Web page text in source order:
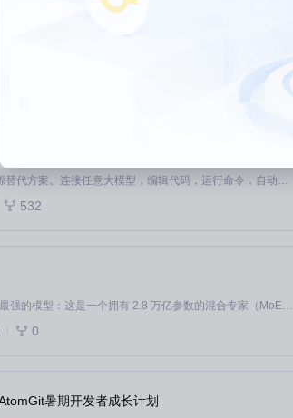
语言开发者的福音：AutoFlowchart——一键生成流程图神器
Claude Code 的开源替代方案。连接任意大模型，编辑代码，运行命令，自动验证 — 全自动执行。用 Rust 构建，极致性能。 ｜ An open-source alternative to Claude Code. Connect any LLM, edit code, run commands, and verify changes — autonomously. Built in Rust for speed. Get Started
532
Kimi K3 是Kimi能力最强的模型：这是一个拥有 2.8 万亿参数的混合专家（MoE）模型，具备原生视觉理解能力，并支持 100 万 token 的上下文窗口。
0
暑期开发者成长计划